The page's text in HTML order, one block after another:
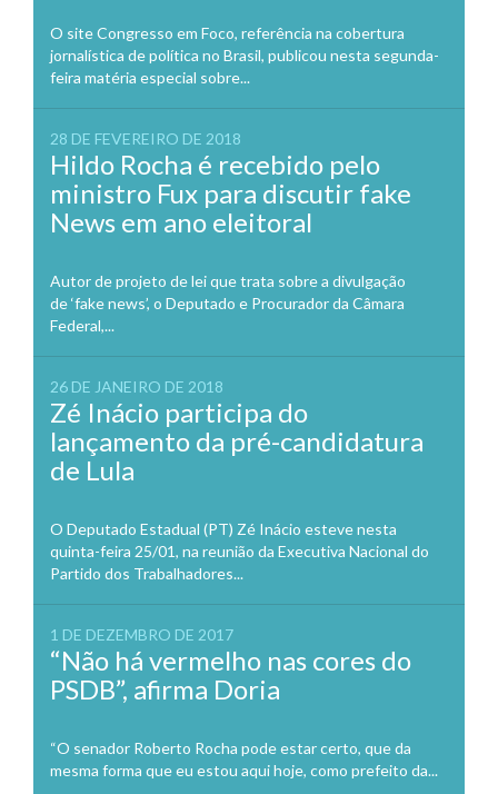
O site Congresso em Foco, referência na cobertura
jornalística de política no Brasil, publicou nesta segunda-
feira matéria especial sobre...
28 DE FEVEREIRO DE 2018
Hildo Rocha é recebido pelo
ministro Fux para discutir fake
News em ano eleitoral
Autor de projeto de lei que trata sobre a divulgação
de ‘fake news’, o Deputado e Procurador da Câmara
Federal,...
26 DE JANEIRO DE 2018
Zé Inácio participa do
lançamento da pré-candidatura
de Lula
O Deputado Estadual (PT) Zé Inácio esteve nesta
quinta-feira 25/01, na reunião da Executiva Nacional do
Partido dos Trabalhadores...
1 DE DEZEMBRO DE 2017
“Não há vermelho nas cores do
PSDB”, afirma Doria
“O senador Roberto Rocha pode estar certo, que da
mesma forma que eu estou aqui hoje, como prefeito da...